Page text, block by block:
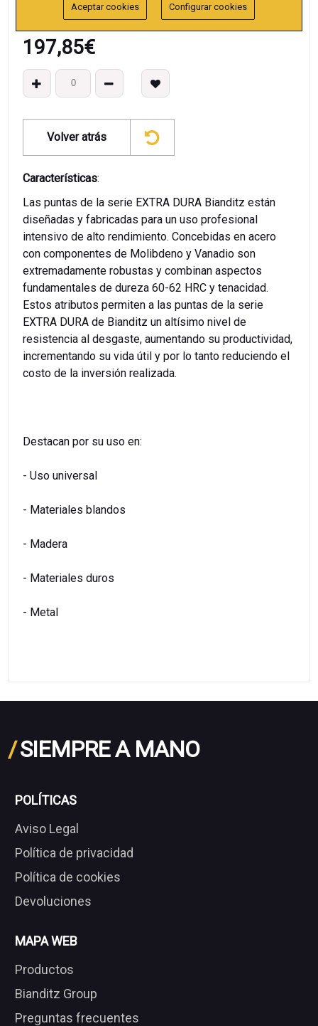
197,85€
Volver atrás
Características:
Las puntas de la serie EXTRA DURA Bianditz están
diseñadas y fabricadas para un uso profesional
intensivo de alto rendimiento. Concebidas en acero
con componentes de Molibdeno y Vanadio son
extremadamente robustas y combinan aspectos
fundamentales de dureza 60-62 HRC y tenacidad.
Estos atributos permiten a las puntas de la serie
EXTRA DURA de Bianditz un altísimo nivel de
resistencia al desgaste, aumentando su productividad,
incrementando su vida útil y por lo tanto reduciendo el
costo de la inversión realizada.
Destacan por su uso en:
- Uso universal
- Materiales blandos
- Madera
- Materiales duros
- Metal
/SIEMPRE A MANO
POLÍTICAS
Aviso Legal
Política de privacidad
Política de cookies
Devoluciones
MAPA WEB
Productos
Bianditz Group
Preguntas frecuentes
Aceptar cookies Configurar cookies